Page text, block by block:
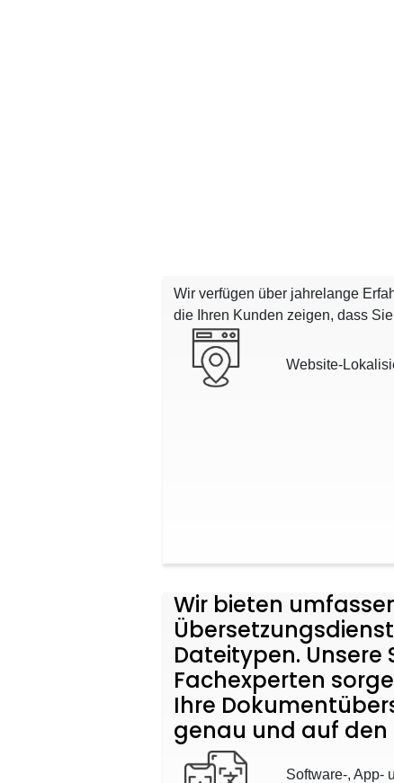
Wir verfügen über jahrelange
die Ihren Kunden zeigen, dass
Website-
Wir bieten
Dateitypen.
Fachexperten
Ihre
genau und auf den
Software-, App-